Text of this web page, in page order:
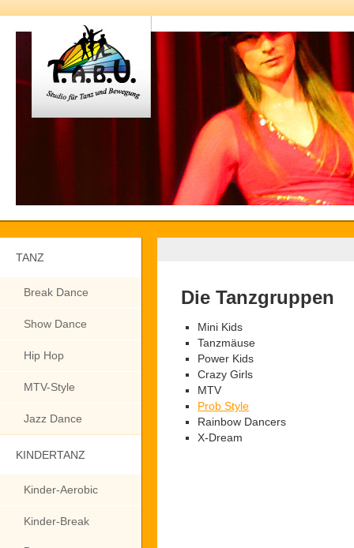
TANZ
Break Dance
Show Dance
Hip Hop
MTV-Style
Jazz Dance
KINDERTANZ
Kinder-Aerobic
Kinder-Break
Die Tanzgruppen
Mini Kids
Tanzmäuse
Power Kids
Crazy Girls
MTV
Prob Style
Rainbow Dancers
X-Dream